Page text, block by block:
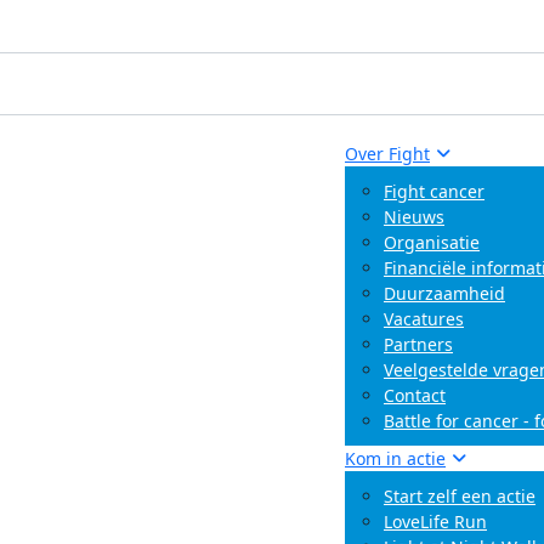
Over Fight
Fight cancer
Nieuws
Organisatie
Financiële
Duurzaamheid
Vacatures
Partners
Veelgestelde
Contact
Battle for cancer -
Kom in actie
Start zelf een actie
LoveLife Run